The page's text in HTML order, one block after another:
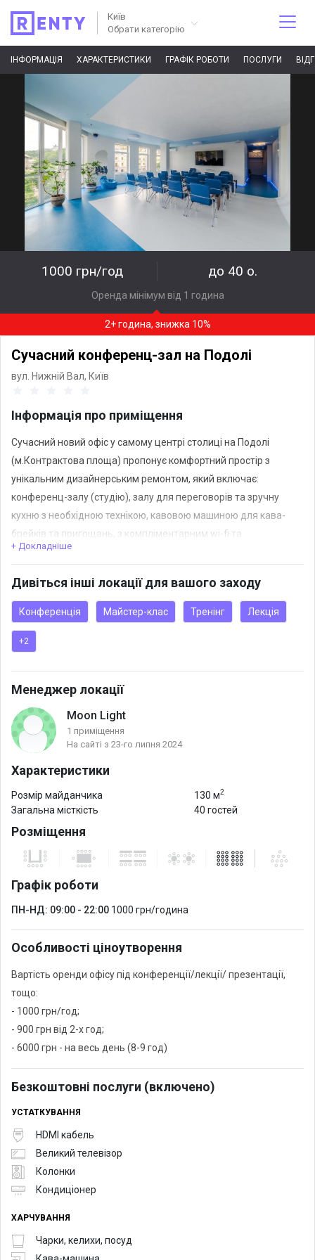
Київ
Обрати категорію
ІНФОРМАЦІЯ ХАРАКТЕРИСТИКИ ГРАФІК РОБОТИ ПОСЛУГИ
1000 грн/год до 40 о.
Оренда мінімум від 1 година
2+ година, знижка 10%
Сучасний конференц-зал на Подолі
вул. Нижній Вал, Київ
Інформація про приміщення
Сучасний новий офіс у самому центрі столиці на Подолі
(м.Контрактова площа) пропонує комфортний простір з
унікальним дизайнерським ремонтом, який включає:
конференц-залу (студію), залу для переговорів та зручну
кухню з необхідною технікою, кавовою машиною для кава-
брейків та пригощань, з компліментарним wi-fi та
вмонтовоною звуковою системою. У разі вимкнення світла
У залі розміщено 40 стільців з вбудованими міні-столами: для
зручності запису найважливішого. 86-ти дюймовий екран з
колонками для показу презентацій та відео.
Наша локація чудово підходить для проведення конференцій,
лекцій, семінарів, презентацій, майстер-класів тощо.
У разі потреби зал трансформується в повноцінну фотостудію
(фотозону) з циклорамою, професійним обладнанням та
необхідною технікою для проведення відеозйомок, фотосесій.
+ Докладніше
Дивіться інші локації для вашого заходу
Конференція Майстер-клас Тренінг Лекція
+2
Менеджер локації
Moon Light
1 приміщення
На сайті з 23-го липня 2024
Характеристики
Розмір майданчика 130 м2
Загальна місткість 40 гостей
Розміщення
Графік роботи
ПН-НД: 09:00 - 22:00 1000 грн/година
Особливості ціноутворення
Вартість оренди офісу під конференції/лекції/ презентації,
тощо:
- 1000 грн/год;
- 900 грн від 2-х год;
- 6000 грн - на весь день (8-9 год)
Безкоштовні послуги (включено)
УСТАТКУВАННЯ
HDMI кабель
Великий телевізор
Колонки
Кондиціонер
ХАРЧУВАННЯ
Чарки, келихи, посуд